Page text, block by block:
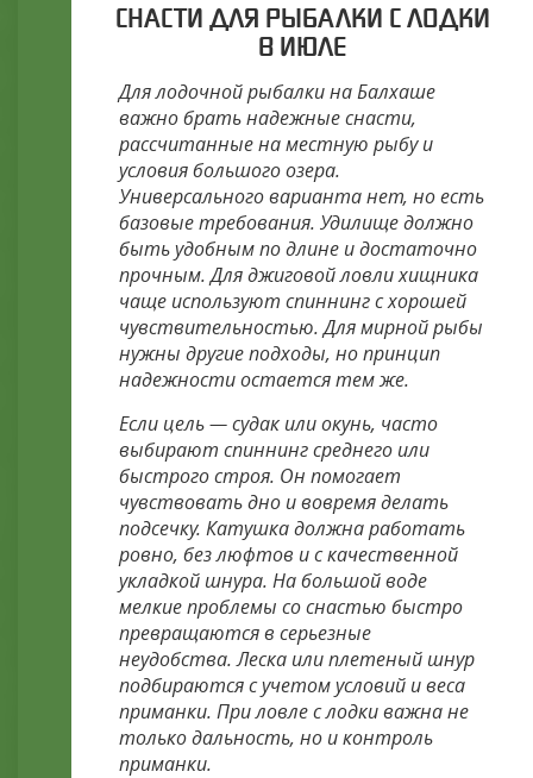
СНАСТИ ДЛЯ РЫБАЛКИ С ЛОДКИ
В ИЮЛЕ
Для лодочной рыбалки на Балхаше
важно брать надежные снасти,
рассчитанные на местную рыбу и
условия большого озера.
Универсального варианта нет, но есть
базовые требования. Удилище должно
быть удобным по длине и достаточно
прочным. Для джиговой ловли хищника
чаще используют спиннинг с хорошей
чувствительностью. Для мирной рыбы
нужны другие подходы, но принцип
надежности остается тем же.
Если цель — судак или окунь, часто
выбирают спиннинг среднего или
быстрого строя. Он помогает
чувствовать дно и вовремя делать
подсечку. Катушка должна работать
ровно, без люфтов и с качественной
укладкой шнура. На большой воде
мелкие проблемы со снастью быстро
превращаются в серьезные
неудобства. Леска или плетеный шнур
подбираются с учетом условий и веса
приманки. При ловле с лодки важна не
только дальность, но и контроль
приманки.